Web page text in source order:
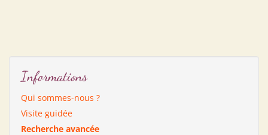
Informations
Qui sommes-nous ?
Visite guidée
Recherche avancée